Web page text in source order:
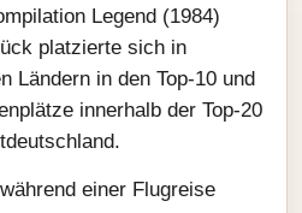
Legend (1984)
platzierte sich in
Ländern in den Top-10 und
innerhalb der Top-20
einer Flugreise